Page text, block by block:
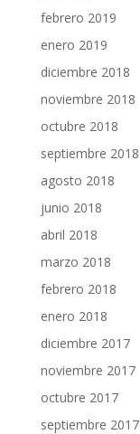
febrero 2019
enero 2019
diciembre 2018
noviembre 2018
octubre 2018
septiembre 2018
agosto 2018
junio 2018
abril 2018
marzo 2018
febrero 2018
enero 2018
diciembre 2017
noviembre 2017
octubre 2017
septiembre 2017